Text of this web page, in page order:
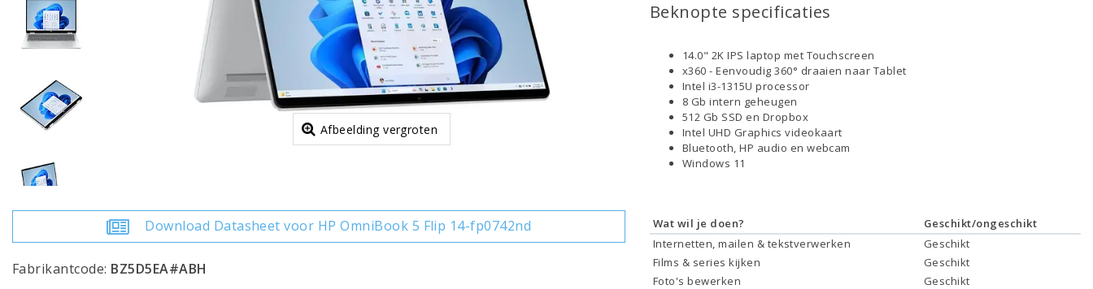
Afbeelding vergroten
Download Datasheet voor HP OmniBook 5 Flip 14-fp0742nd
Fabrikantcode: BZ5D5EA#ABH
Beknopte specificaties
14.0" 2K IPS laptop met Touchscreen
x360 - Eenvoudig 360° draaien naar Tablet
Intel i3-1315U processor
8 Gb intern geheugen
512 Gb SSD en Dropbox
Intel UHD Graphics videokaart
Bluetooth, HP audio en webcam
Windows 11
Wat wil je doen?
Geschikt/ongeschikt
Internetten, mailen & tekstverwerken
Geschikt
Films & series kijken
Geschikt
Foto's bewerken
Geschikt